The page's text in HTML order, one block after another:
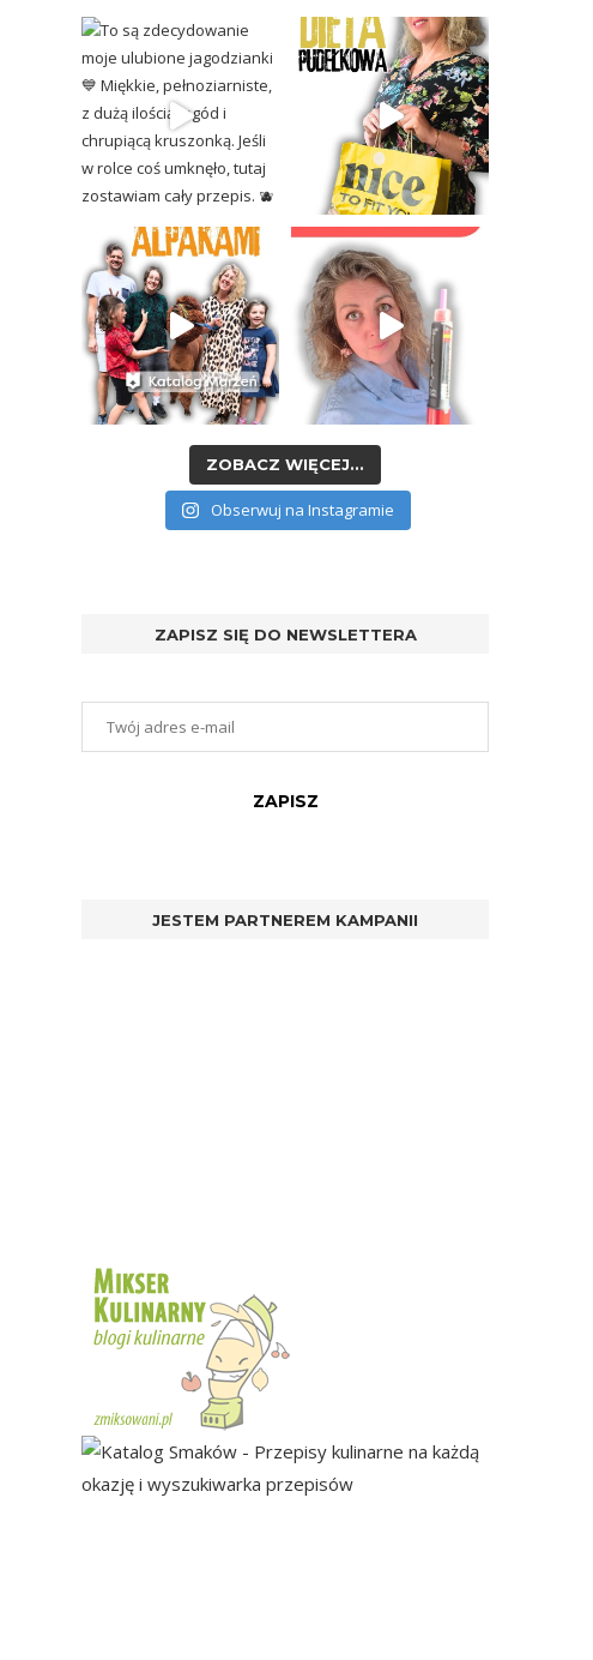
ZOBACZ WIĘCEJ...
Obserwuj na Instagramie
ZAPISZ SIĘ DO NEWSLETTERA
JESTEM PARTNEREM KAMPANII